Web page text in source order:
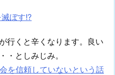
ぼす!?
行くと辛くなります。良い
・としみじみ。
を信頼していないという話